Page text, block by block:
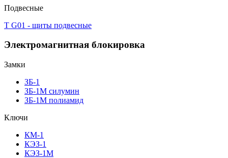
Подвесные
T G01 - щиты подвесные
Электромагнитная блокировка
Замки
ЗБ-1
ЗБ-1М силумин
ЗБ-1М полиамид
Ключи
КМ-1
КЭЗ-1
КЭЗ-1М